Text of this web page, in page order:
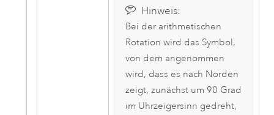
Hinweis:
Bei der arithmetischen
Rotation wird das Symbol,
von dem angenommen
wird, dass es nach Norden
zeigt, zunächst um 90 Grad
im Uhrzeigersinn gedreht,